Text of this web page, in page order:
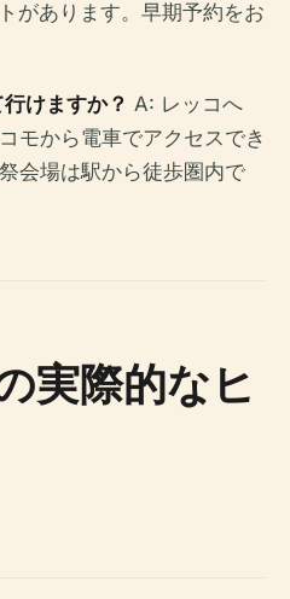
があります。早期予約をお
けますか？ A: レッコへ
モから電車でアクセスでき
会場は駅から徒歩圏内で
実際的なヒ